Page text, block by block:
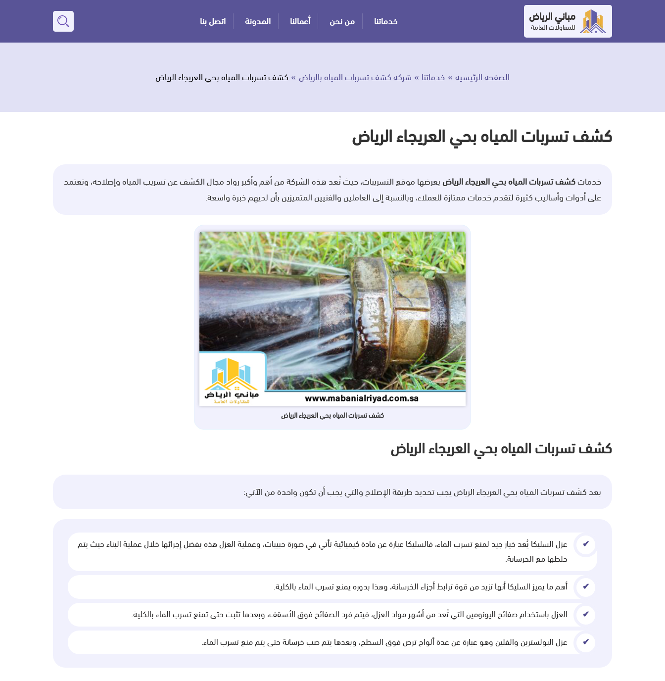
المحتوى
مباني الرياض
للمقاولات العامة خدماتنا من نحن أعمالنا المدونة اتصل بنا
بحث
الصفحة الرئيسية خدماتنا شركة كشف تسربات المياه بالرياض كشف تسربات المياه بحي العريجاء الرياض
كشف تسربات المياه بحي العريجاء الرياض
خدماتكشف تسربات المياه بحي العريجاء الرياضيعرضها موقع التسريبات، حيث تُعد هذه الشركة من أهم وأكبر رواد مجال الكشف عن تسريب المياه وإصلاحه، وتعتمد
على أدوات وأساليب كثيرة لتقدم خدمات ممتازة للعملاء، وبالنسبة إلى العاملين والفنيين المتميزين بأن لديهم خبرة واسعة.
كشف تسربات المياه بحي العريجاء الرياض
كشف تسربات المياه بحي العريجاء الرياض
بعد كشف تسربات المياه بحي العريجاء الرياض يجب تحديد طريقة الإصلاح والتي يجب أن تكون واحدة من الآتي:
عزل السليكا يُعد خيار جيد لمنع تسرب الماء، فالسليكا عبارة عن مادة كيميائية تأتي في صورة حبيبات، وعملية العزل هذه يفضل إجرائها خلال عملية البناء حيث يتم
خلطها مع الخرسانة.
أهم ما يميز السليكا أنها تزيد من قوة ترابط أجزاء الخرسانة، وهذا بدوره يمنع تسرب الماء بالكلية.
العزل باستخدام صفائح اليونومين التي تُعد من أشهر مواد العزل، فيتم فرد الصفائح فوق الأسقف، وبعدها تثبت حتى تمنع تسرب الماء بالكلية.
عزل البولسترين والفلين وهو عبارة عن عدة ألواح ترص فوق السطح، وبعدها يتم صب خرسانة حتى يتم منع تسرب الماء.